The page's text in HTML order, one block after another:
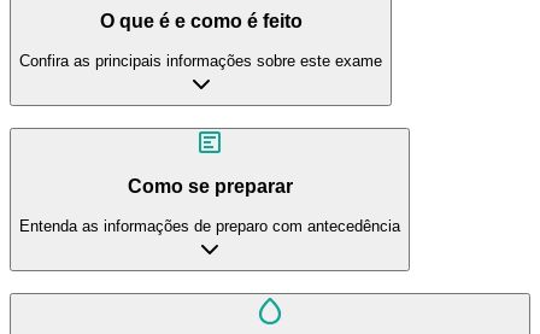
O que é e como é feito
Confira as principais informações sobre este exame
Como se preparar
Entenda as informações de preparo com antecedência